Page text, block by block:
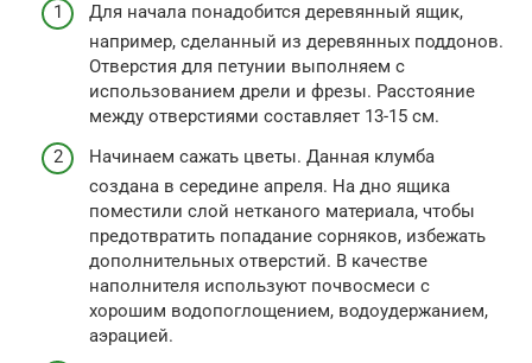
Для начала понадобится деревянный ящик,
например, сделанный ​​из деревянных поддонов.
Отверстия для петунии выполняем с
использованием дрели и фрезы. Расстояние
между отверстиями составляет 13-15 см.
Начинаем сажать цветы. Данная клумба
создана в середине апреля. На дно ящика
поместили слой нетканого материала, чтобы
предотвратить попадание сорняков, избежать
дополнительных отверстий. В качестве
наполнителя используют почвосмеси с
хорошим водопоглощением, водоудержанием,
аэрацией.